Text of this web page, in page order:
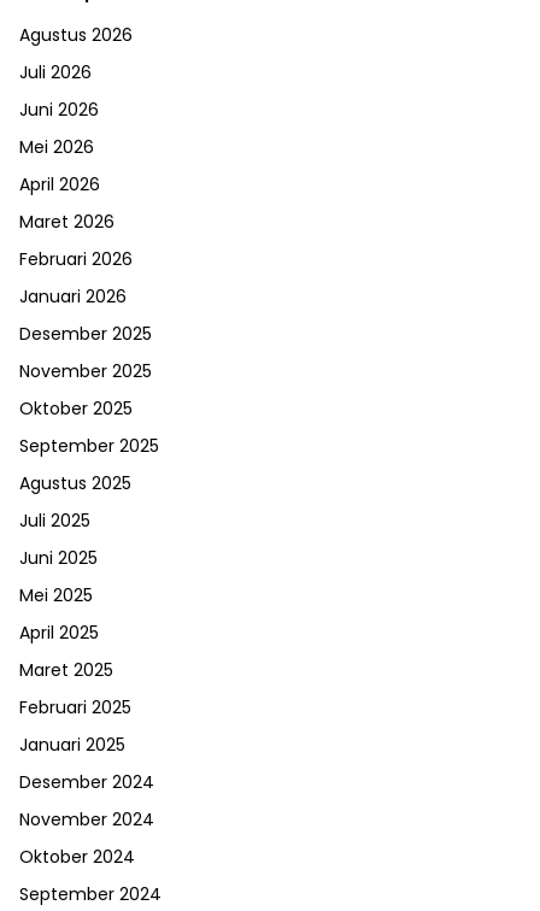
Agustus 2026
Juli 2026
Juni 2026
Mei 2026
April 2026
Maret 2026
Februari 2026
Januari 2026
Desember 2025
November 2025
Oktober 2025
September 2025
Agustus 2025
Juli 2025
Juni 2025
Mei 2025
April 2025
Maret 2025
Februari 2025
Januari 2025
Desember 2024
November 2024
Oktober 2024
September 2024